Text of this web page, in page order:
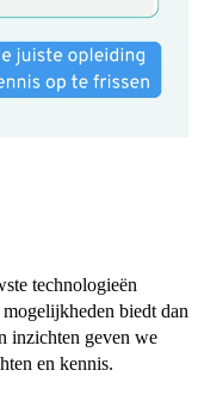
technologieën
biedt dan
inzichten geven we
en kennis.